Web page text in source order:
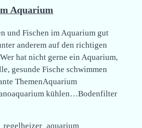
Aquarium
und Fischen im Aquarium gut
anderem auf den richtigen
hat nicht gerne ein Aquarium,
gesunde Fische schwimmen
ThemenAquarium
kühlen…Bodenfilter